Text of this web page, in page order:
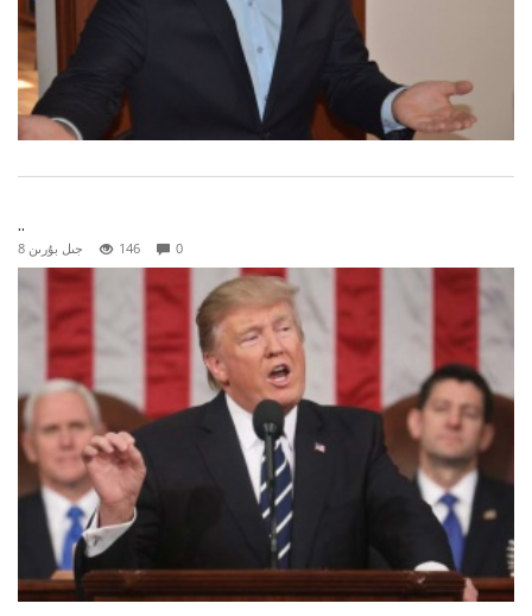
..
8 جىل بۇرىن 146 0